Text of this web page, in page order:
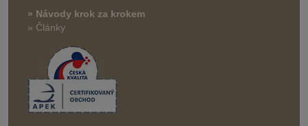
» Návody krok za krokem
» Články